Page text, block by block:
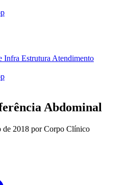
Infra Estrutura Atendimento
Abdominal
de 2018 por Corpo Clínico